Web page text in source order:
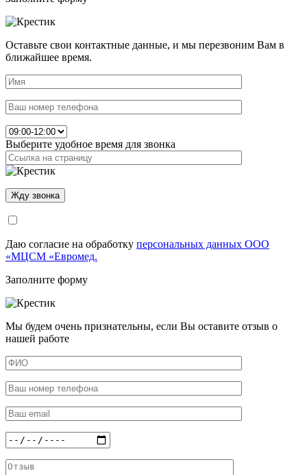
Оставьте свои контактные данные, и мы перезвоним Вам в
ближайшее время.
Выберите удобное время для звонка
Даю согласие на обработку персональных данных ООО
«МЦСМ «Евромед.
Заполните форму
Мы будем очень признательны, если Вы оставите отзыв о
нашей работе